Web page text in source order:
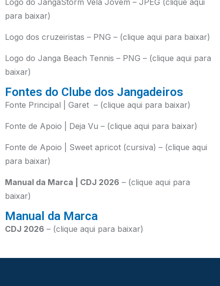
Logo do JangaStorm Vela Jovem – JPEG (clique aqui
para baixar)
Logo dos cruzeiristas – PNG – (clique aqui para baixar)
Logo do Janga Beach Tennis – PNG – (clique aqui para
baixar)
Fontes do Clube dos Jangadeiros
Fonte Principal | Garet – (clique aqui para baixar)
Fonte de Apoio | Deja Vu – (clique aqui para baixar)
Fonte de Apoio | Sweet apricot (cursiva) – (clique aqui
para baixar)
Manual da Marca | CDJ 2026 – (clique aqui para
baixar)
Manual da Marca
CDJ 2026 – (clique aqui para baixar)